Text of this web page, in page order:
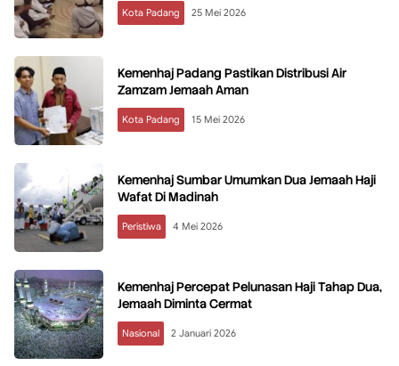
Kota Padang 25 Mei 2026
Kemenhaj Padang Pastikan Distribusi Air
Zamzam Jemaah Aman
Kota Padang 15 Mei 2026
Kemenhaj Sumbar Umumkan Dua Jemaah Haji
Wafat Di Madinah
Peristiwa 4 Mei 2026
Kemenhaj Percepat Pelunasan Haji Tahap Dua,
Jemaah Diminta Cermat
Nasional 2 Januari 2026